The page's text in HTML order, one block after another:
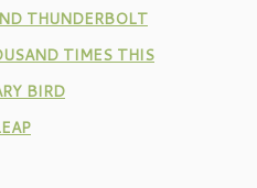
THUNDERBOLT
TIMES THIS
BIRD